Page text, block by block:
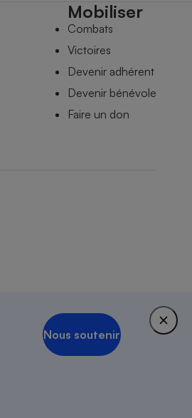
Nous soutenir
Mobiliser
Combats
Victoires
Devenir adhérent
Devenir bénévole
Faire un don